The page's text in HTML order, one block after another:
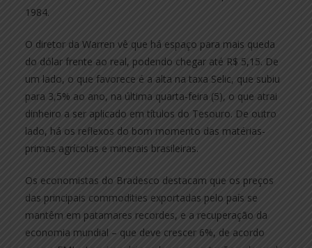
1984.
O diretor da Warren vê que há espaço para mais queda
do dólar frente ao real, podendo chegar até R$ 5,15. De
um lado, o que favorece é a alta na taxa Selic, que subiu
para 3,5% ao ano, na última quarta-feira (5), o que atrai
dinheiro a ser aplicado em títulos do Tesouro. De outro
lado, há os reflexos do bom momento das matérias-
primas agrícolas e minerais brasileiras.
Os economistas do Bradesco destacam que os preços
das principais commodities exportadas pelo país se
mantêm em patamares recordes, e a recuperação da
economia mundial – que deve crescer 6%, de acordo